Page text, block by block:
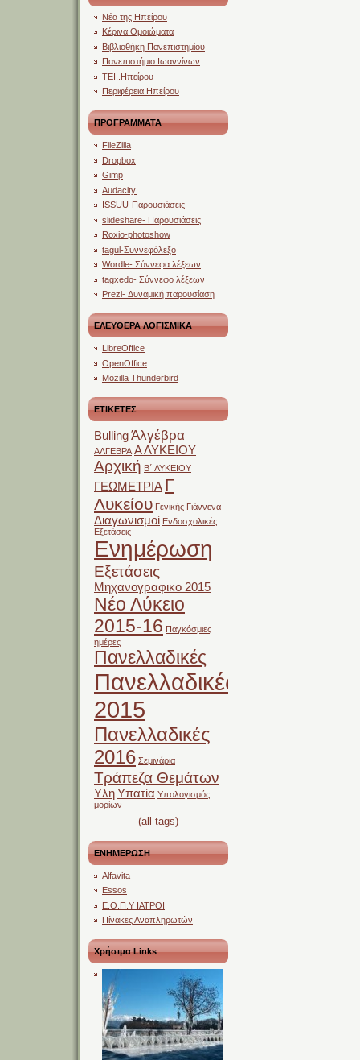
Νέα της Ηπείρου
Κέρινα Ομοιώματα
Βιβλιοθήκη Πανεπιστημίου
Πανεπιστήμιο Ιωαννίνων
ΤΕΙ..Ηπείρου
Περιφέρεια Ηπείρου
ΠΡΟΓΡΑΜΜΑΤΑ
FileZilla
Dropbox
Gimp
Audacity.
ISSUU-Παρουσιάσεις
slideshare- Παρουσιάσεις
Roxio-photoshow
tagul-Συννεφόλεξο
Wordle- Σύννεφα λέξεων
tagxedo- Σύννεφο λέξεων
Prezi- Δυναμική παρουσίαση
ΕΛΕΥΘΕΡΑ ΛΟΓΙΣΜΙΚΑ
LibreOffice
OpenOffice
Mozilla Thunderbird
ΕΤΙΚΕΤΕΣ
BullingΆλγέβρα
ΑΛΓΕΒΡΑ Α ΛΥΚΕΙΟΥ
Αρχική Β΄ ΛΥΚΕΙΟΥ
ΓΕΩΜΕΤΡΙΑ Γ
Λυκείου Γενικής Γιάννενα
Διαγωνισμοί Ενδοσχολικές
Εξετάσεις
Ενημέρωση
Εξετάσεις
Μηχανογραφικο 2015
Νέο Λύκειο
2015-16 Παγκόσμιες
ημέρες
Πανελλαδικές
Πανελλαδικές
2015
Πανελλαδικές
2016 Σεμινάρια
Τράπεζα Θεμάτων
ΥληΥπατία Υπολογισμός
μορίων
(all tags)
ΕΝΗΜΕΡΩΣΗ
Alfavita
Essos
Ε.Ο.Π.Υ ΙΑΤΡΟΙ
Πίνακες Αναπληρωτών
Χρήσιμα Links